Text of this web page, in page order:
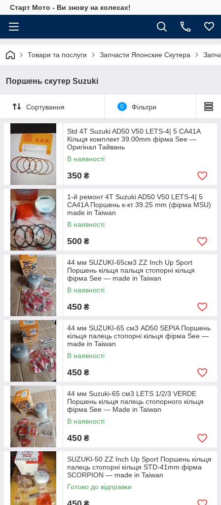
Старт Мото - Ви знову на колесах!
Товари та послуги Запчасти Японские Скутера
Поршень скутер Suzuki
Сортування 0 Фільтри
Std 4T Suzuki AD50 V50 LETS-4| 5 CA41A
Кільця комплект 39.00mm фірма See —
Оригінал Тайвань
В наявності
350 ₴
1-й ремонт 4T Suzuki AD50 V50 LETS-4| 5
CA41A Поршень к-кт 39.25 mm (фірма MSU)
made in Taiwan
В наявності
500 ₴
44 мм SUZUKI-65см3 ZZ Inch Up Sport
Поршень кільця пальця стопорні кільця
фірма See — made in Taiwan
В наявності
450 ₴
44 мм SUZUKI-65 см3 AD50 SEPIA Поршень
кільця палець стопорні кільця фірма See —
made in Taiwan
В наявності
450 ₴
44 мм Suzuki-65 см3 LETS 1/2/3 VERDE
Поршень кільця палець стопорного кільця
фірма See — Made in Taiwan
В наявності
450 ₴
SUZUKI-50 ZZ Inch Up Sport Поршень кільця
палець стопорні кільця STD-41mm фірма
SCORPION — made in Taiwan
Готово до відправки